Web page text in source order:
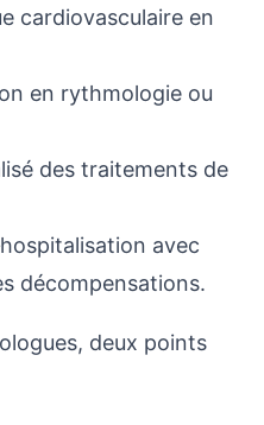
cardiovasculaire en
en rythmologie ou
des traitements de
avec
décompensations.
deux points